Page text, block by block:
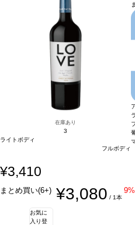
在庫あり
3
ライトボディ
フルボディ
¥3,410
まとめ買い(6+) ¥3,080 / 1本
お気に
入り登